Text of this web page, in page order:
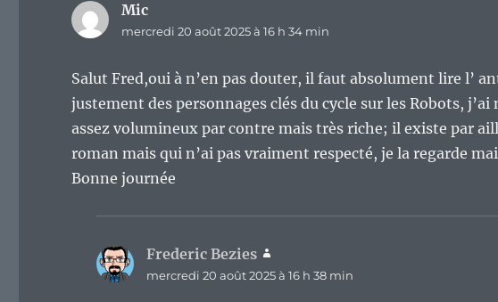
Mic
mercredi 20 août 2025 à 16 h 34 min
Salut Fred,oui à n’en pas douter, il faut absolument lire l’
justement des personnages clés du cycle sur les Robots,
assez volumineux par contre mais très riche; il existe par
roman mais qui n’ai pas vraiment respecté, je la regarde
Bonne journée
Frederic Bezies
mercredi 20 août 2025 à 16 h 38 min